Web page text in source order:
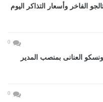
الفاخر وأسعار التذاكر اليوم
0
العنانى بمنصب المدير
0